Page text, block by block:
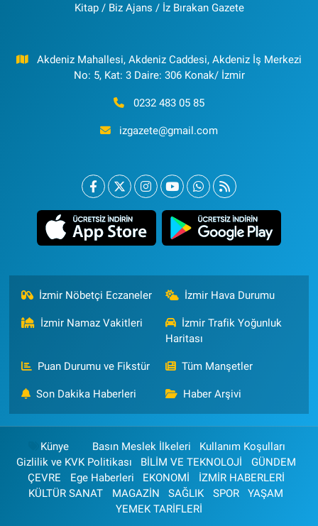
Kitap / Biz Ajans / İz Bırakan Gazete
Akdeniz Mahallesi, Akdeniz Caddesi, Akdeniz İş Merkezi
No: 5, Kat: 3 Daire: 306 Konak/ İzmir
0232 483 05 85
izgazete@gmail.com
İzmir Nöbetçi Eczaneler İzmir Hava Durumu
İzmir Namaz Vakitleri
İzmir Trafik Yoğunluk
Haritası
Puan Durumu ve Fikstür Tüm Manşetler
Son Dakika Haberleri Haber Arşivi
Künye Basın Meslek İlkeleri
Kullanım Koşulları
Gizlilik ve KVK Politikası
BİLİM VE TEKNOLOJİ
GÜNDEM
ÇEVRE
Ege Haberleri EKONOMİ
İZMİR HABERLERİ
KÜLTÜR SANAT
MAGAZİN SAĞLIK SPOR
YAŞAM
YEMEK TARİFLERİ